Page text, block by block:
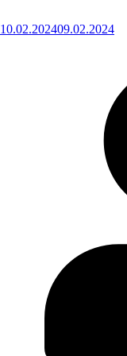
10.02.202409.02.2024